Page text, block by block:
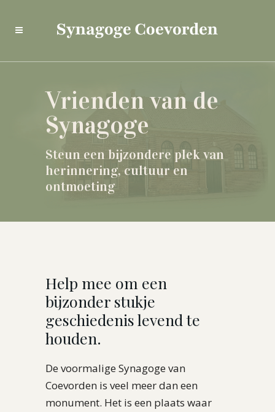
Vrienden van de
Synagoge
Steun een bijzondere plek van
herinnering, cultuur en
ontmoeting
Help mee om een
bijzonder stukje
geschiedenis levend te
houden.
De voormalige Synagoge van
Coevorden is veel meer dan een
monument. Het is een plaats waar